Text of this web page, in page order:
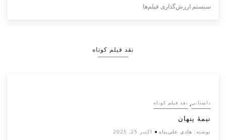
سیستم ارزش‌گذاری فیلم‌ها
نقد فیلم کوتاه
داستانی, نقد فیلم کوتاه
نیمۀ پنهان
نوشته: هادی علی‌پناه اکتبر 25, 2025